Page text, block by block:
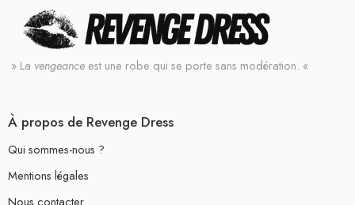
» La vengeance est une robe qui se porte sans modération. «
À propos de Revenge Dress
Qui sommes-nous ?
Mentions légales